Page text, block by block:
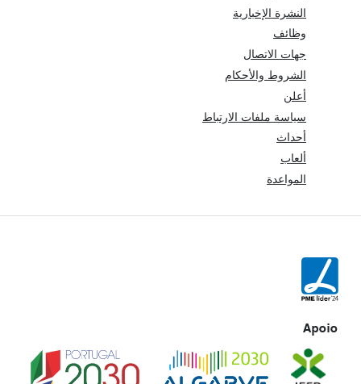
النشرة الإخبارية
وظائف
جهات الاتصال
الشروط والأحكام
أعلن
سياسة ملفات الارتباط
أحداث
ألعاب
المواعدة
Apoio